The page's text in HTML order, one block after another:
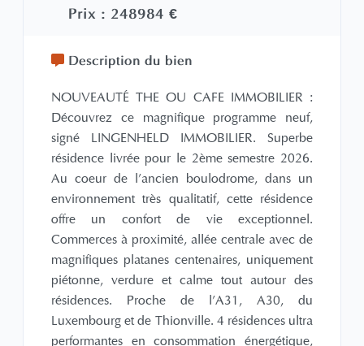
Prix : 248984 €
Description du bien
NOUVEAUTÉ THE OU CAFE IMMOBILIER :
Découvrez ce magnifique programme neuf,
signé LINGENHELD IMMOBILIER. Superbe
résidence livrée pour le 2ème semestre 2026.
Au coeur de l'ancien boulodrome, dans un
environnement très qualitatif, cette résidence
offre un confort de vie exceptionnel.
Commerces à proximité, allée centrale avec de
magnifiques platanes centenaires, uniquement
piétonne, verdure et calme tout autour des
résidences. Proche de l'A31, A30, du
Luxembourg et de Thionville. 4 résidences ultra
performantes en consommation énergétique,